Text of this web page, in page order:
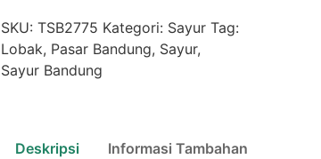
SKU: TSB2775 Kategori: Sayur Tag:
Lobak, Pasar Bandung, Sayur,
Sayur Bandung
Deskripsi Informasi Tambahan